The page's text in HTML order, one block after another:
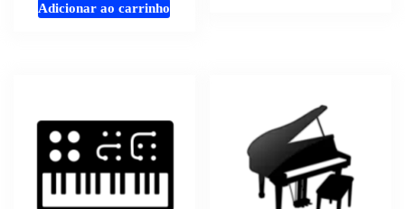
Adicionar ao carrinho